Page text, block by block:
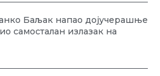
Баљак напао дојучерашње
самосталан излазак на